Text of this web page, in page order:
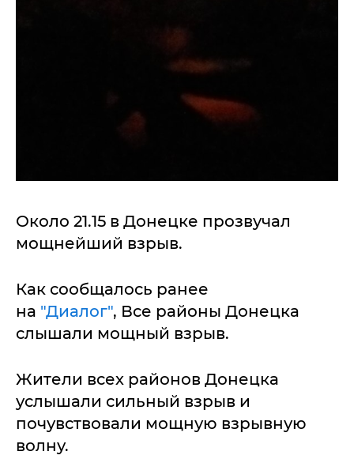
Около 21.15 в Донецке прозвучал
мощнейший взрыв.
Как сообщалось ранее
на "Диалог", Все районы Донецка
слышали мощный взрыв.
Жители всех районов Донецка
услышали сильный взрыв и
почувствовали мощную взрывную
волну.